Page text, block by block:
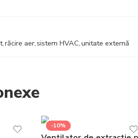
,răcire aer,sistem HVAC,unitate externă
-10%